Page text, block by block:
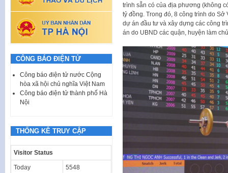
trình sẵn có của địa phương (không
tỷ đồng. Trong đó, 8 công trình do
dự án đầu tư và xây dựng các công
án do UBND các quận, huyện làm
CÔNG BÁO ĐIỆN TỬ
Công báo điện tử nước Cộng
hòa xã hội chủ nghĩa Việt Nam
Công báo điện tử thành phố Hà
Nội
THỐNG KÊ TRUY CẬP
Visitor Status
Today 5548